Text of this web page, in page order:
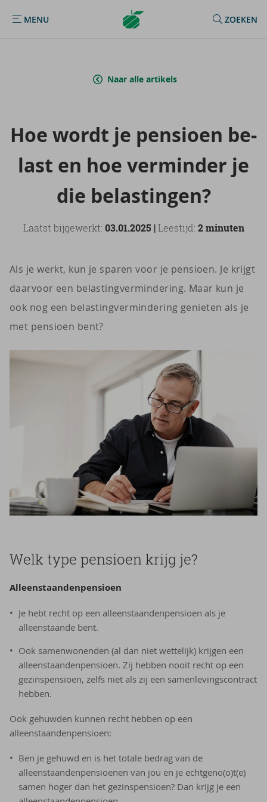
MENU
MENU
Argenta
Homepage
ZOEKEN
Naar alle artikels
Hoe wordt je pen­si­oen be­
last en hoe ver­min­der je
die be­las­tin­gen?
Laatst bijgewerkt: 03.01.2025 |Leestijd: 2 minuten
Als je werkt, kun je sparen voor je pensioen. Je krijgt
daarvoor een belastingvermindering. Maar kun je
ook nog een belastingvermindering genieten als je
met pensioen bent?
Welk type pensioen krijg je?
Alleenstaandenpensioen
Je hebt recht op een alleenstaandenpensioen als je
alleenstaande bent.
Ook samenwonenden (al dan niet wettelijk) krijgen een
alleenstaandenpensioen. Zij hebben nooit recht op een
gezinspensioen, zelfs niet als zij een samenlevingscontract
hebben.
Ook gehuwden kunnen recht hebben op een
alleenstaandenpensioen:
Ben je gehuwd en is het totale bedrag van de
alleenstaandenpensioenen van jou en je echtgeno(o)t(e)
samen hoger dan het gezinspensioen? Dan krijg je een